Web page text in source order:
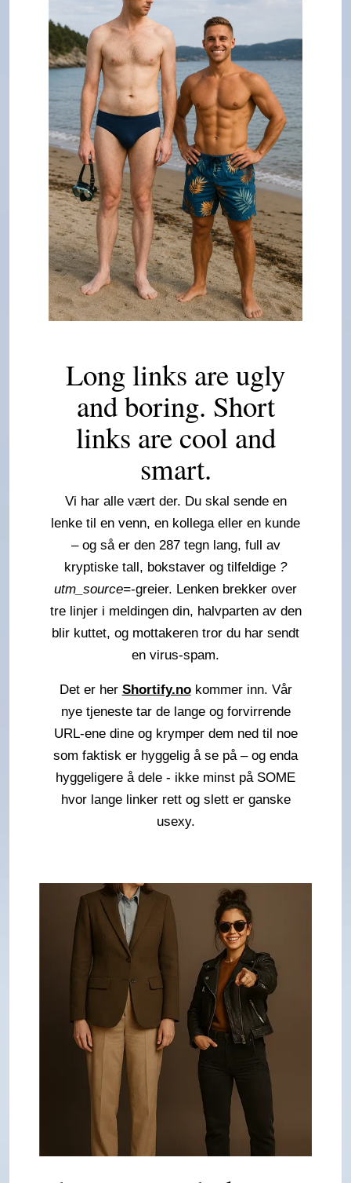
Long links are ugly
and boring. Short
links are cool and
smart.
Vi har alle vært der. Du skal sende en
lenke til en venn, en kollega eller en kunde
– og så er den 287 tegn lang, full av
kryptiske tall, bokstaver og tilfeldige ?
utm_source=-greier. Lenken brekker over
tre linjer i meldingen din, halvparten av den
blir kuttet, og mottakeren tror du har sendt
en virus-spam.
Det er her Shortify.nokommer inn. Vår
nye tjeneste tar de lange og forvirrende
URL-ene dine og krymper dem ned til noe
som faktisk er hyggelig å se på – og enda
hyggeligere å dele - ikke minst på SOME
hvor lange linker rett og slett er ganske
usexy.